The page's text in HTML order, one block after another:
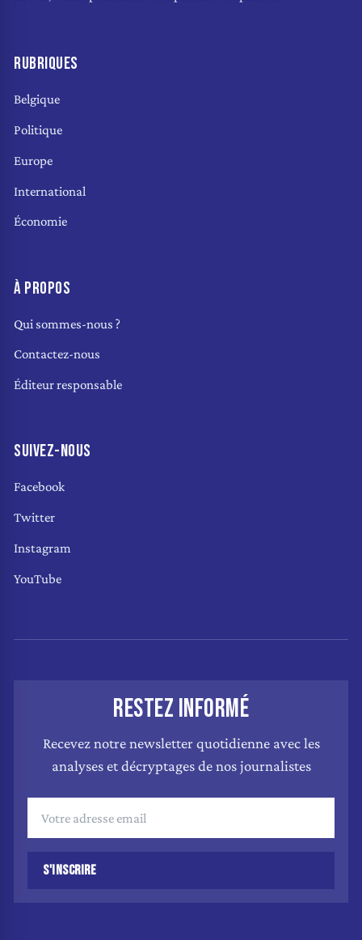
RUBRIQUES
Belgique
Politique
Europe
International
Économie
À PROPOS
Qui sommes-nous ?
Contactez-nous
Éditeur responsable
SUIVEZ-NOUS
Facebook
Twitter
Instagram
YouTube
RESTEZ INFORMÉ
Recevez notre newsletter quotidienne avec les
analyses et décryptages de nos journalistes
S'INSCRIRE